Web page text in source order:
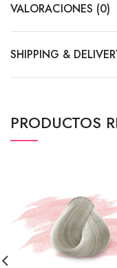
VALORACIONES (0)
SHIPPING &
PRODUCTOS